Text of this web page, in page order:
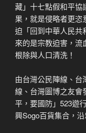
藏」十七點假和平協
果，就是侵略者更
迫「回到中華人民共
來的是宗教迫害，
根除與人口清洗！
由台灣公民陣線、
線、台灣圖博之友會
平，要國防」523遊
興Sogo百貨集合，